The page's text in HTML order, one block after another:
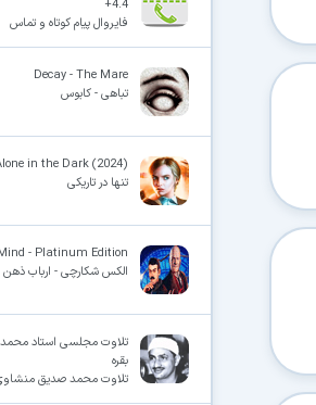
+4.4
فایروال پیام کوتاه و تماس
Decay - The Mare
تباهی - کابوس
in the Dark (2024)
تنها در تاریکی
- Platinum Edition
الکس شکارچی - ارباب ذهن
تلاوت مجلسی استاد
بقره
تلاوت محمد صدیق منشاوی